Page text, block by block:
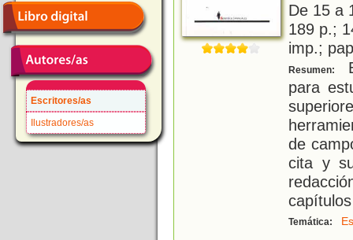
Escritores/as
Ilustradores/as
De 15 a
189 p.;
imp.;
Resumen:
para
de
cita y
Temática: